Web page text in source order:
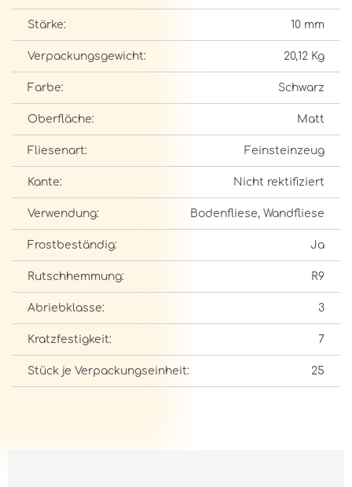
Stärke: 10 mm
Verpackungsgewicht: 20,12 Kg
Farbe: Schwarz
Oberfläche: Matt
Fliesenart: Feinsteinzeug
Kante: Nicht rektifiziert
Verwendung: Bodenfliese, Wandfliese
Frostbeständig: Ja
Rutschhemmung: R9
Abriebklasse: 3
Kratzfestigkeit: 7
Stück je Verpackungseinheit: 25